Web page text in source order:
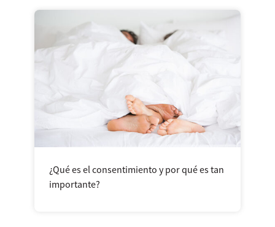
¿Qué es el consentimiento y por qué es tan
importante?